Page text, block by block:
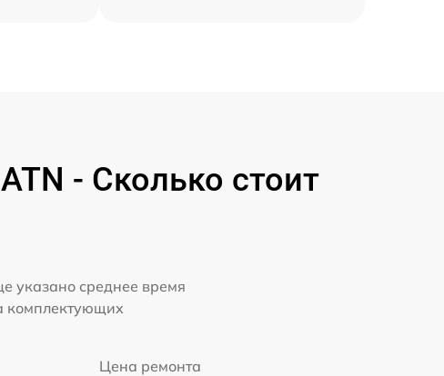
- Сколько стоит
указано среднее время
комплектующих
Цена ремонта